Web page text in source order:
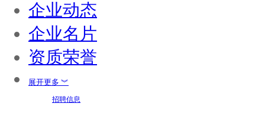
企业动态
企业名片
资质荣誉
展开更多 ︾
招聘信息